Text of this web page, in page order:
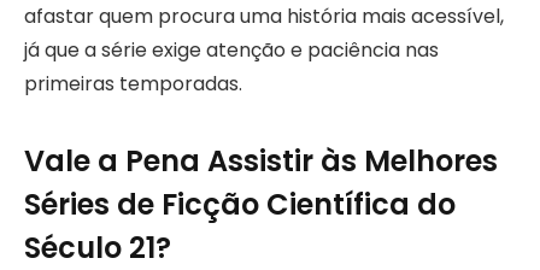
afastar quem procura uma história mais acessível,
já que a série exige atenção e paciência nas
primeiras temporadas.
Vale a Pena Assistir às Melhores
Séries de Ficção Científica do
Século 21?